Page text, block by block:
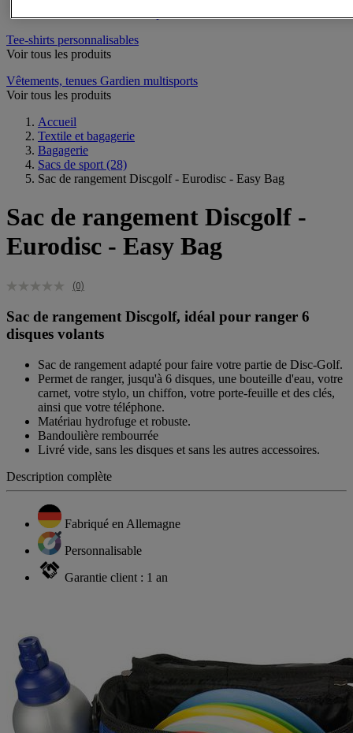
Tee-shirts personnalisables
Voir tous les produits
Vêtements, tenues Gardien multisports
Voir tous les produits
Accueil
Textile et bagagerie
Bagagerie
Sacs de sport (28)
Sac de rangement Discgolf - Eurodisc - Easy Bag
Sac de rangement Discgolf -
Eurodisc - Easy Bag
(0)
Sac de rangement Discgolf, idéal pour ranger 6
disques volants
Sac de rangement adapté pour faire votre partie de Disc-Golf.
Permet de ranger, jusqu'à 6 disques, une bouteille d'eau, votre
carnet, votre stylo, un chiffon, votre porte-feuille et des clés,
ainsi que votre téléphone.
Matériau hydrofuge et robuste.
Bandoulière rembourrée
Livré vide, sans les disques et sans les autres accessoires.
Description complète
Fabriqué en Allemagne
Personnalisable
Garantie client : 1 an